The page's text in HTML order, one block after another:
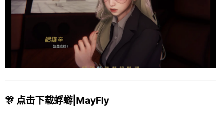
🎊 点击下载蜉蝣|MayFly